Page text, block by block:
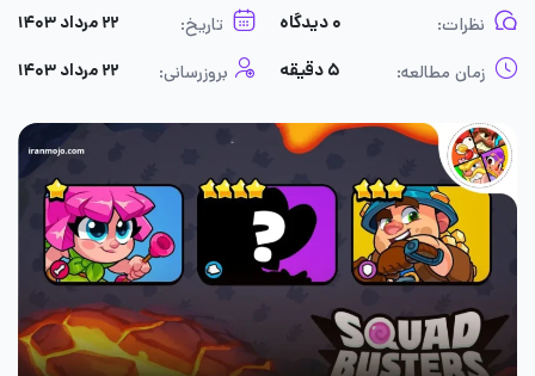
نظرات: ۰ دیدگاه تاریخ: ۲۲ مرداد ۱۴۰۳
زمان مطالعه: ۵ دقیقه بروزرسانی: ۲۲ مرداد ۱۴۰۳